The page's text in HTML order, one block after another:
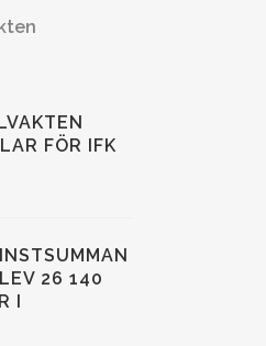
FÖR IFK
26 140
I